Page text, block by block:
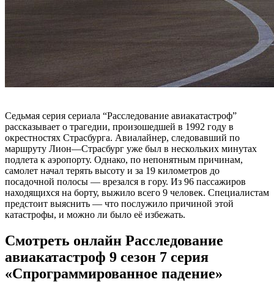
Седьмая серия сериала “Расследование авиакатастроф”
рассказывает о трагедии, произошедшей в 1992 году в
окрестностях Страсбурга. Авиалайнер, следовавший по
маршруту Лион—Страсбург уже был в нескольких минутах
подлета к аэропорту. Однако, по непонятным причинам,
самолет начал терять высоту и за 19 километров до
посадочной полосы — врезался в гору. Из 96 пассажиров
находящихся на борту, выжило всего 9 человек. Специалистам
предстоит выяснить — что послужило причиной этой
катастрофы, и можно ли было её избежать.
Смотреть онлайн Расследование
авиакатастроф 9 сезон 7 серия
«Спрограммированное падение»